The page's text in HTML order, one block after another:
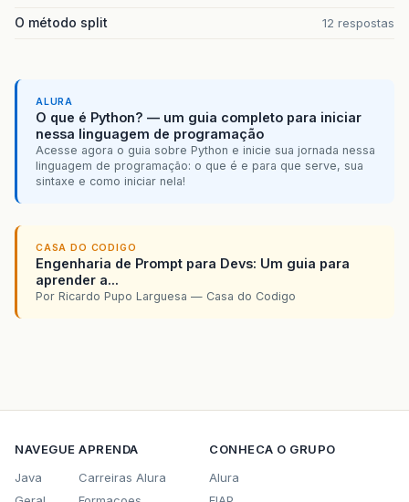
O método split 12 respostas
ALURA
O que é Python? — um guia completo para iniciar
nessa linguagem de programação
Acesse agora o guia sobre Python e inicie sua jornada nessa
linguagem de programação: o que é e para que serve, sua
sintaxe e como iniciar nela!
CASA DO CODIGO
Engenharia de Prompt para Devs: Um guia para
aprender a...
Por Ricardo Pupo Larguesa — Casa do Codigo
NAVEGUE
Java
APRENDA
Carreiras Alura
CONHECA O GRUPO
Alura